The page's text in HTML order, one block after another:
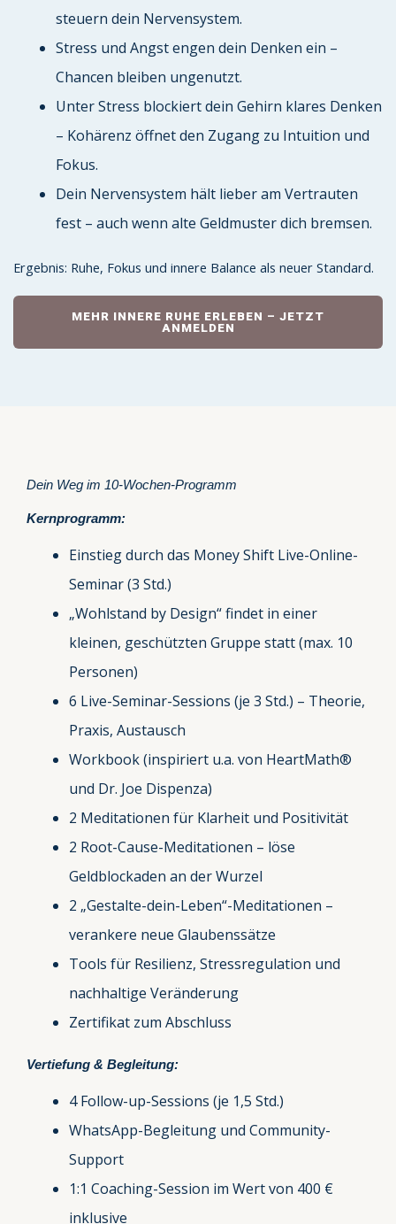
steuern dein Nervensystem.
Stress und Angst engen dein Denken ein –
Chancen bleiben ungenutzt.
Unter Stress blockiert dein Gehirn klares Denken
– Kohärenz öffnet den Zugang zu Intuition und
Fokus.
Dein Nervensystem hält lieber am Vertrauten
fest – auch wenn alte Geldmuster dich bremsen.
Ergebnis: Ruhe, Fokus und innere Balance als neuer Standard.
MEHR INNERE RUHE ERLEBEN – JETZT
ANMELDEN
Dein Weg im 10-Wochen-Programm
Kernprogramm:
Einstieg durch das Money Shift Live-Online-
Seminar (3 Std.)
„Wohlstand by Design“ findet in einer
kleinen, geschützten Gruppe statt (max. 10
Personen)
6 Live-Seminar-Sessions (je 3 Std.) – Theorie,
Praxis, Austausch
Workbook (inspiriert u.a. von HeartMath®
und Dr. Joe Dispenza)
2 Meditationen für Klarheit und Positivität
2 Root-Cause-Meditationen – löse
Geldblockaden an der Wurzel
2 „Gestalte-dein-Leben“-Meditationen –
verankere neue Glaubenssätze
Tools für Resilienz, Stressregulation und
nachhaltige Veränderung
Zertifikat zum Abschluss
Vertiefung & Begleitung:
4 Follow-up-Sessions (je 1,5 Std.)
WhatsApp-Begleitung und Community-
Support
1:1 Coaching-Session im Wert von 400 €
inklusive